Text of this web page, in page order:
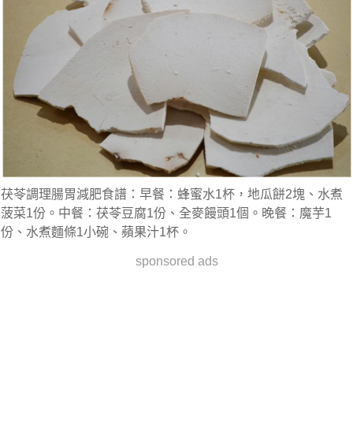
茯苓調理腸胃減肥食譜：早餐：蜂蜜水1杯，地瓜餅2塊、水煮
菠菜1份。中餐：茯苓豆腐1份、全麥饅頭1個。晚餐：魔芋1
份、水煮麵條1小碗、蘋果汁1杯。
sponsored ads